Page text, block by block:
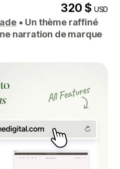
320 $USD
• Un thème raffiné
narration de marque